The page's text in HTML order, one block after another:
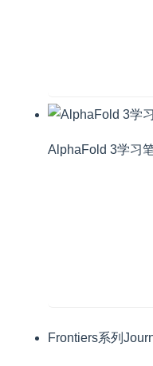
AlphaFold 3学习
Frontiers系列